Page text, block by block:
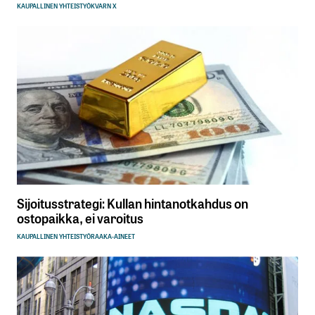
KAUPALLINEN YHTEISTYÖKVARN X
Sijoitusstrategi: Kullan hintanotkahdus on
ostopaikka, ei varoitus
KAUPALLINEN YHTEISTYÖRAAKA-AINEET